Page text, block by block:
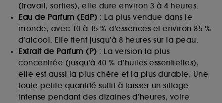
(travail, sorties), elle dure environ 3 à 4 heures.
Eau de Parfum (EdP) : La plus vendue dans le
monde, avec 10 à 15 % d’essences et environ 85 %
d’alcool. Elle tient jusqu’à 8 heures sur la peau.
Extrait de Parfum (P) : La version la plus
concentrée (jusqu’à 40 % d’huiles essentielles),
elle est aussi la plus chère et la plus durable. Une
toute petite quantité suffit à laisser un sillage
intense pendant des dizaines d’heures, voire